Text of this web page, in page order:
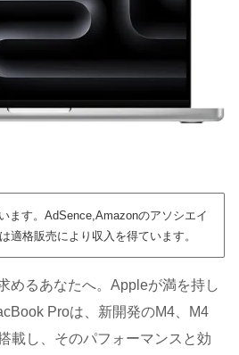
ます。AdSence,Amazonのアソシエイ
適格販売により収入を得ています。
めるあなたへ。Appleが満を持し
Proは、新開発のM4、M4
載し、そのパフォーマンスと効